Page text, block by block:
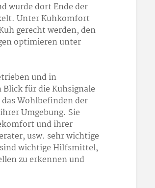
wurde dort Ende der
Unter Kuhkomfort
gerecht werden, den
optimieren unter
und in
für die Kuhsignale
Wohlbefinden der
Umgebung. Sie
und ihrer
usw. sehr wichtige
wichtige Hilfsmittel,
zu erkennen und